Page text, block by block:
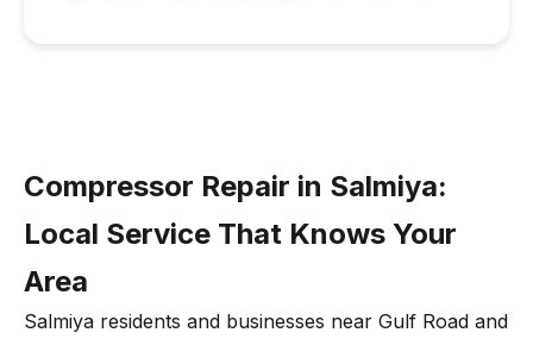
Compressor Repair in Salmiya:
Local Service That Knows Your
Area
Salmiya residents and businesses near Gulf Road and